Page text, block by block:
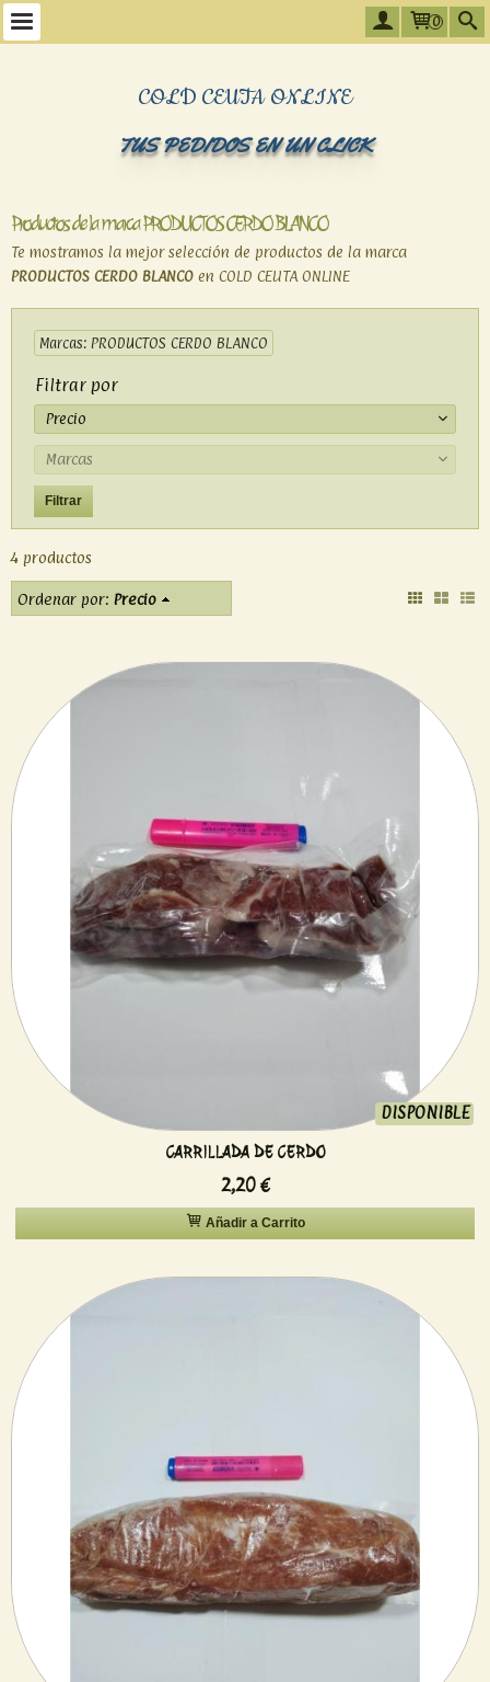
0
COLD CEUTA ONLINE
TUS PEDIDOS EN UN CLICK
Productos de la marca PRODUCTOS CERDO BLANCO
Te mostramos la mejor selección de productos de la marca
PRODUCTOS CERDO BLANCO en COLD CEUTA ONLINE
Marcas: PRODUCTOS CERDO BLANCO
Filtrar por
Precio
Marcas
4 productos
Ordenar por: Precio
DISPONIBLE
CARRILLADA DE CERDO
2,20 €
Añadir a Carrito